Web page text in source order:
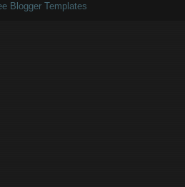
Blogger Templates